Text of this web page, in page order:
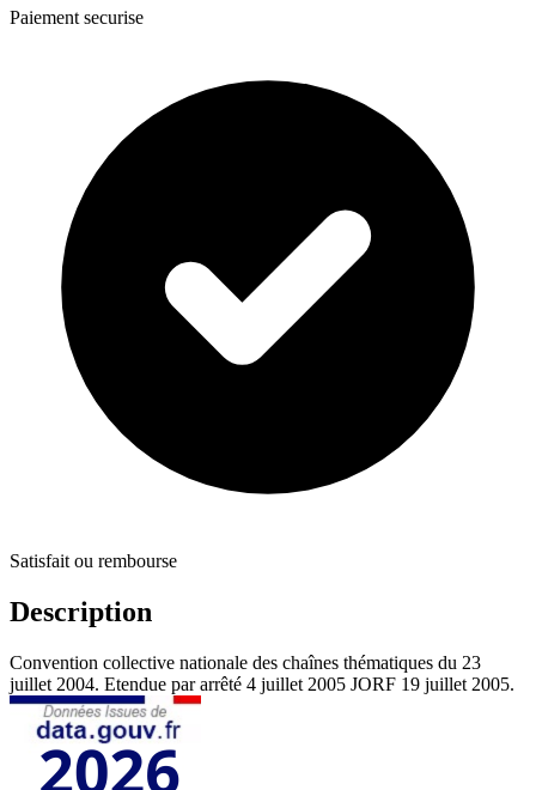
Paiement securise
Satisfait ou rembourse
Description
Convention collective nationale des chaînes thématiques du 23
juillet 2004. Etendue par arrêté 4 juillet 2005 JORF 19 juillet 2005.